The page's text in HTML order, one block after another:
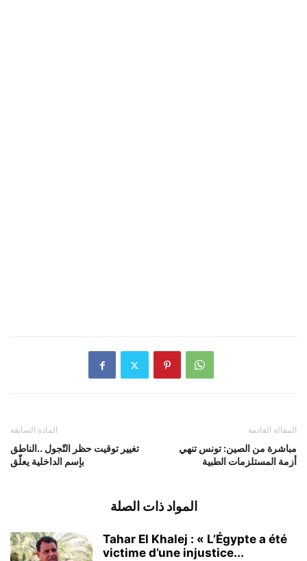
المادة السابقة
تغيير توقيت حظر التّجول ..الناطق
بإسم الداخلية يعلّق
المقالة القادمة
مباشرة من الصين: تونس تنهي
أزمة المستلزمات الطبية
المواد ذات الصلة
Tahar El Khalej : « L’Égypte a été
victime d’une injustice...